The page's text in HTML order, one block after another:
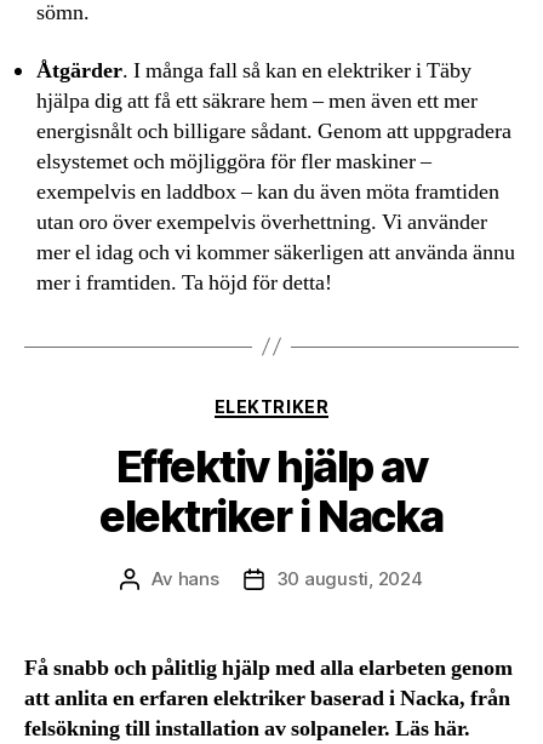
sömn.
Åtgärder. I många fall så kan en elektriker i Täby
hjälpa dig att få ett säkrare hem – men även ett mer
energisnålt och billigare sådant. Genom att uppgradera
elsystemet och möjliggöra för fler maskiner –
exempelvis en laddbox – kan du även möta framtiden
utan oro över exempelvis överhettning. Vi använder
mer el idag och vi kommer säkerligen att använda ännu
mer i framtiden. Ta höjd för detta!
Kategorier
ELEKTRIKER
Effektiv hjälp av
elektriker i Nacka
Inläggsförfattare
Av hans Inläggsdatum
30 augusti, 2024
Få snabb och pålitlig hjälp med alla elarbeten genom
att anlita en erfaren elektriker baserad i Nacka, från
felsökning till installation av solpaneler. Läs här.